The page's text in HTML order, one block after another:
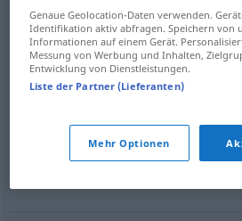
отмечать <-метить, -мечу>
Zeichen kenntlich machen
указывать<-казать> bezeichnen
Genaue Geolocation-Daten verwenden.
Identifikation aktiv abfragen. Speichern von
Informationen auf einem Gerät.
Messung von Werbung und Inhalten,
Entwicklung von Dienstleistungen.
Liste der Partner (Lieferanten)
Mehr Optionen